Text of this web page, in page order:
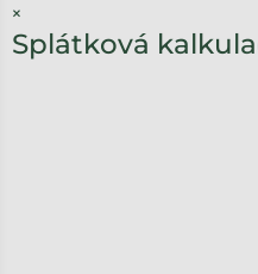
×
Splátková